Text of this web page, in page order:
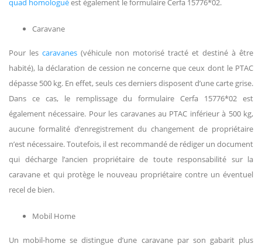
quad homologuéest également le formulaire Cerfa 15776*02.
Caravane
Pour les caravanes (véhicule non motorisé tracté et destiné à être
habité), la déclaration de cession ne concerne que ceux dont le PTAC
dépasse 500 kg. En effet, seuls ces derniers disposent d’une carte grise.
Dans ce cas, le remplissage du formulaire Cerfa 15776*02 est
également nécessaire. Pour les caravanes au PTAC inférieur à 500 kg,
aucune formalité d’enregistrement du changement de propriétaire
n’est nécessaire. Toutefois, il est recommandé de rédiger un document
qui décharge l’ancien propriétaire de toute responsabilité sur la
caravane et qui protège le nouveau propriétaire contre un éventuel
recel de bien.
Mobil Home
Un mobil-home se distingue d’une caravane par son gabarit plus